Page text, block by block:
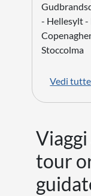
- Hellesylt -
Stoccolma
Vedi
tour